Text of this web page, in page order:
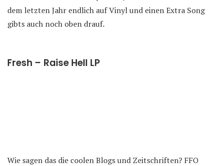
dem letzten Jahr endlich auf Vinyl und einen Extra Song
gibts auch noch oben drauf.
Fresh – Raise Hell LP
Wie sagen das die coolen Blogs und Zeitschriften? FFO